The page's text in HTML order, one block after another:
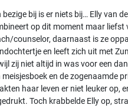
bezige bij is er niets bij… Elly van
op dit moment maar liefst
counselor, daarnaast is ze
en leeft zich uit met
zij niet altijd in was voor een
meisjesboek en de zogenaamde
haar leven er niet leuker op,
Toch krabbelde Elly op,